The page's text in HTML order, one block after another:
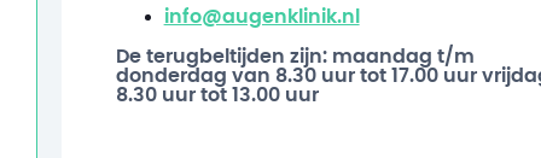
info@augenklinik.nl
De terugbeltijden zijn: maandag t/m
donderdag van 8.30 uur tot 17.00 uur
8.30 uur tot 13.00 uur